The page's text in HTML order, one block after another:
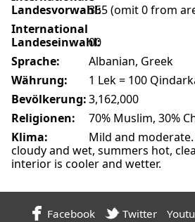
Landesvorwahl:355 (omit 0 from
International
Landeseinwahl:
00
Sprache:
Albanian, Greek
Währung:
1 Lek = 100
Bevölkerung:3,162,000
Religionen:
70% Muslim, 30%
Klima:
Mild and
cloudy and wet, summers hot,
interior is cooler and wetter.
Facebook Twitter